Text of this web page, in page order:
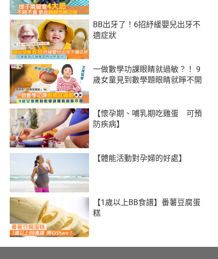
BB出牙了！6招紓緩嬰兒出牙不
適症狀
一做數學功課眼睛就過敏？！ 9
歲女童見到數學題眼睛就睜不開
【懷孕期、哺乳期吃雞蛋 可預
防疾病】
【體能活動對孕婦的好處】
【1歲以上BB食譜】番薯豆腐蛋
糕